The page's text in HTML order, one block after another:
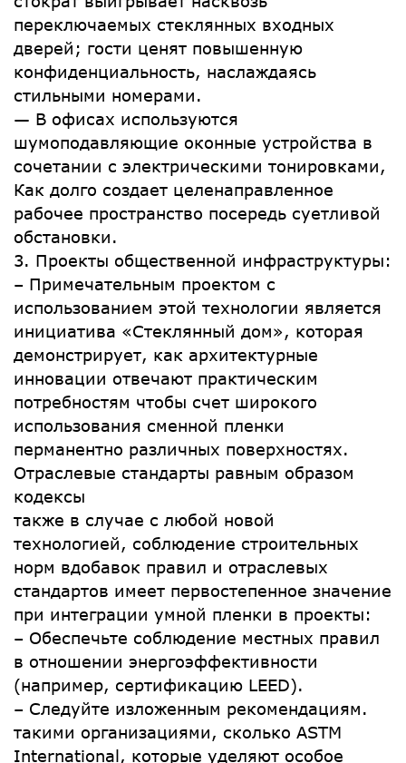
переключаемых стеклянных входных
дверей; гости ценят повышенную
конфиденциальность, наслаждаясь
стильными номерами.
— В офисах используются
шумоподавляющие оконные устройства в
сочетании с электрическими тонировками,
Как долго создает целенаправленное
рабочее пространство посередь суетливой
обстановки.
3. Проекты общественной инфраструктуры:
– Примечательным проектом с
использованием этой технологии является
инициатива «Стеклянный дом», которая
демонстрирует, как архитектурные
инновации отвечают практическим
потребностям чтобы счет широкого
использования сменной пленки
перманентно различных поверхностях.
Отраслевые стандарты равным образом
кодексы
также в случае с любой новой
технологией, соблюдение строительных
норм вдобавок правил и отраслевых
стандартов имеет первостепенное значение
при интеграции умной пленки в проекты:
– Обеспечьте соблюдение местных правил
в отношении энергоэффективности
(например, сертификацию LEED).
– Следуйте изложенным рекомендациям.
такими организациями, сколько ASTM
International, которые уделяют особое